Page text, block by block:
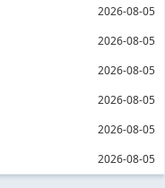
2026-08-05
2026-08-05
2026-08-05
2026-08-05
2026-08-05
2026-08-05